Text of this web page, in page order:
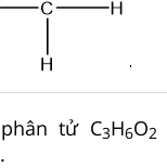
tử C3H6O2